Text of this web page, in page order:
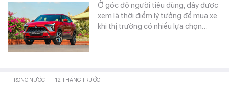
Ở góc độ người tiêu dùng, đây được
xem là thời điểm lý tưởng để mua xe
khi thị trường có nhiều lựa chọn…
TRONG NƯỚC - 12 THÁNG TRƯỚC